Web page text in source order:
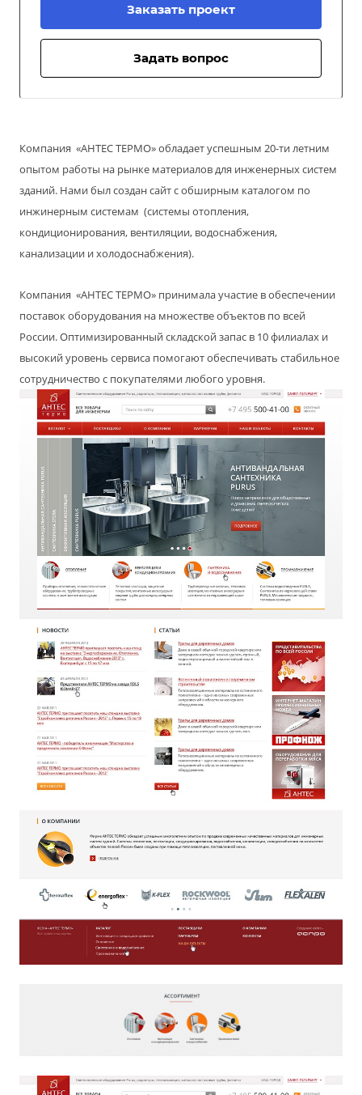
Заказать проект
Задать вопрос
Компания «АНТЕС ТЕРМО» обладает успешным 20-ти летним
опытом работы на рынке материалов для инженерных систем
зданий. Нами был создан сайт с обширным каталогом по
инжинерным системам (системы отопления,
кондиционирования, вентиляции, водоснабжения,
канализации и холодоснабжения).
Компания «АНТЕС ТЕРМО» принимала участие в обеспечении
поставок оборудования на множестве объектов по всей
России. Оптимизированный складской запас в 10 филиалах и
высокий уровень сервиса помогают обеспечивать стабильное
сотрудничество с покупателями любого уровня.